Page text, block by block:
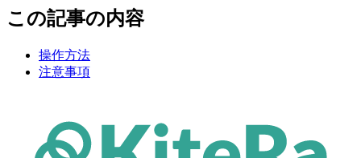
この記事の内容
操作方法
注意事項